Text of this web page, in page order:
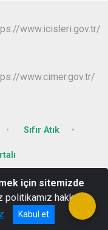
Sıfır Atık
Nazilli /AYDIN
13 44
için sitemizde
politikamız hakkında
Kabul et